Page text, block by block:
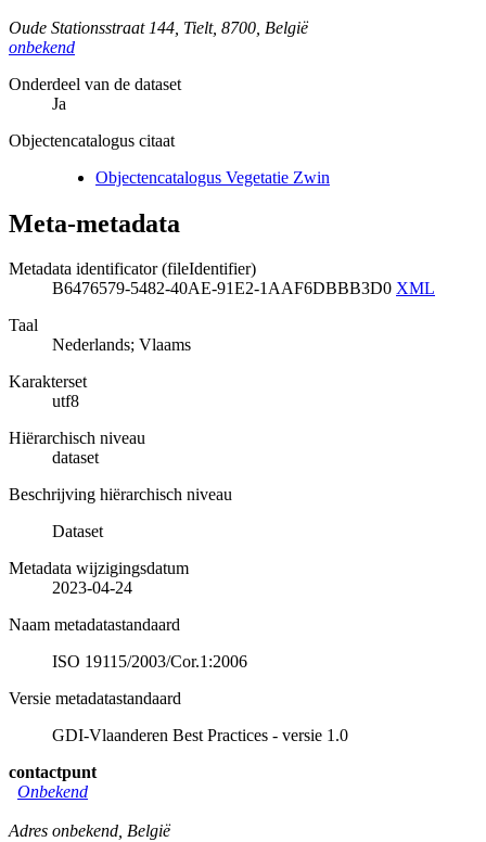
Oude Stationsstraat 144 Tielt, 8700 België
onbekend
Onderdeel van de dataset
Ja
Objectencatalogus citaat
Objectencatalogus Vegetatie Zwin
Meta-metadata
Metadata identificator (fileIdentifier)
B6476579-5482-40AE-91E2-1AAF6DBBB3D0 XML
Taal
Nederlands; Vlaams
Karakterset
utf8
Hiërarchisch niveau
dataset
Beschrijving hiërarchisch niveau
Dataset
Metadata wijzigingsdatum
2023-04-24
Naam metadatastandaard
ISO 19115/2003/Cor.1:2006
Versie metadatastandaard
GDI-Vlaanderen Best Practices - versie 1.0
contactpunt
Onbekend
Adres onbekend, België